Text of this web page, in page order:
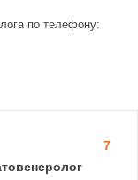
по телефону:
7